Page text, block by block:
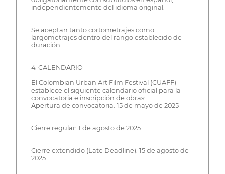
independientemente del idioma original.
Se aceptan tanto cortometrajes como
largometrajes dentro del rango establecido de
duración.
4. CALENDARIO
El Colombian Urban Art Film Festival (CUAFF)
establece el siguiente calendario oficial para la
convocatoria e inscripción de obras:
Apertura de convocatoria: 15 de mayo de 2025
Cierre regular: 1 de agosto de 2025
Cierre extendido (Late Deadline): 15 de agosto de
2025